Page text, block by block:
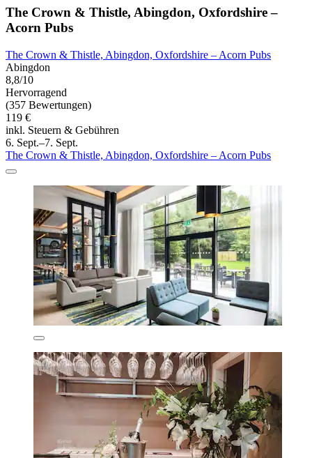
The Crown & Thistle, Abingdon, Oxfordshire –
Acorn Pubs
The Crown & Thistle, Abingdon, Oxfordshire – Acorn Pubs
Abingdon
8,8/10
Hervorragend
(357 Bewertungen)
119 €
inkl. Steuern & Gebühren
6. Sept.–7. Sept.
The Crown & Thistle, Abingdon, Oxfordshire – Acorn Pubs